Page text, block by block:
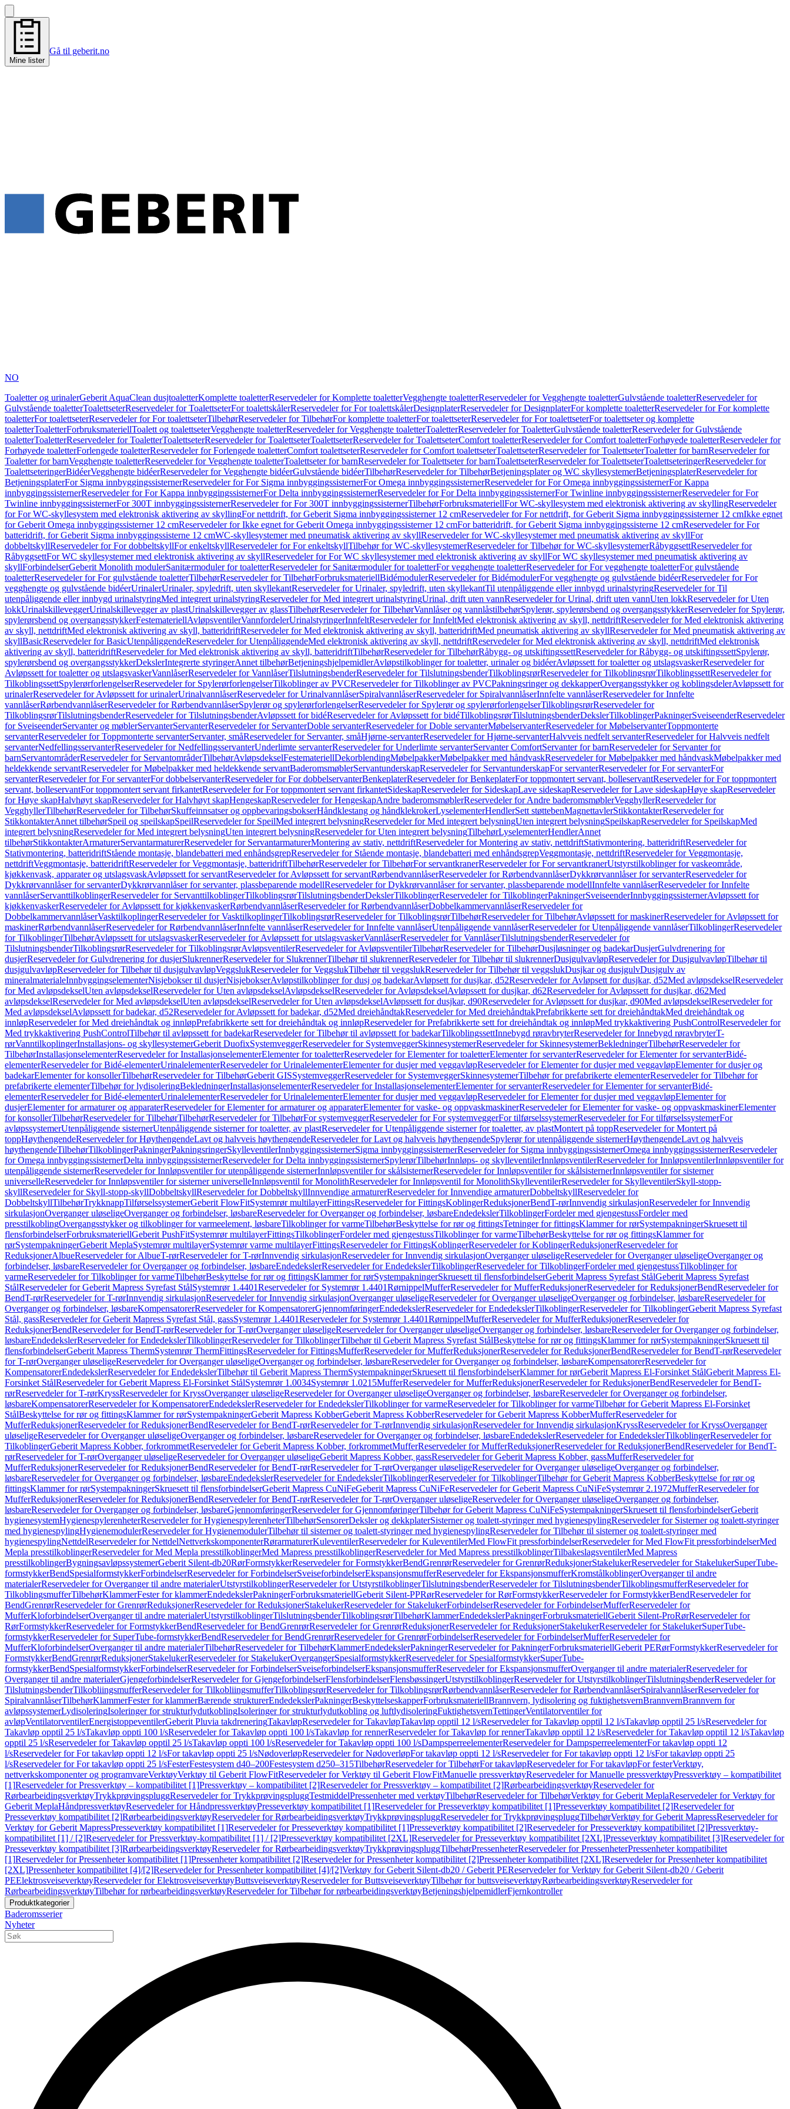
Mine lister
Gå til geberit.no
NO
Toaletter og urinalerGeberit AquaClean dusjtoaletterKomplette toaletterReservedeler for Komplette toaletterVegghengte toaletterReservedeler for Vegghengte toaletterGulvstående toaletterReservedeler for
Gulvstående toaletterToalettseterReservedeler for ToalettseterFor toalettskålerReservedeler for For toalettskålerDesignplaterReservedeler for DesignplaterFor komplette toaletterReservedeler for For komplette
toaletterFor toalettseterReservedeler for For toalettseterTilbehørReservedeler for TilbehørFor komplette toaletterFor toalettseterReservedeler for For toalettseterFor toalettseter og komplette
toaletterToaletterForbruksmateriellToalett og toalettseterVegghengte toaletterReservedeler for Vegghengte toaletterToaletterReservedeler for ToaletterGulvstående toaletterReservedeler for Gulvstående
toaletterToaletterReservedeler for ToaletterToalettseterReservedeler for ToalettseterToalettseterReservedeler for ToalettseterComfort toaletterReservedeler for Comfort toaletterForhøyede toaletterReservedeler for
Forhøyede toaletterForlengede toaletterReservedeler for Forlengede toaletterComfort toalettseterReservedeler for Comfort toalettseterToalettseterReservedeler for ToalettseterToaletter for barnReservedeler for
Toaletter for barnVegghengte toaletterReservedeler for Vegghengte toaletterToalettseter for barnReservedeler for Toalettseter for barnToalettseterReservedeler for ToalettseterToalettseteringerReservedeler for
ToalettseteringerBidéerVegghengte bidéerReservedeler for Vegghengte bidéerGulvstående bidéerTilbehørReservedeler for TilbehørBetjeningsplater og WC skyllesystemerBetjeningsplaterReservedeler for
BetjeningsplaterFor Sigma innbyggingssisternerReservedeler for For Sigma innbyggingssisternerFor Omega innbyggingssisternerReservedeler for For Omega innbyggingssisternerFor Kappa
innbyggingssisternerReservedeler for For Kappa innbyggingssisternerFor Delta innbyggingssisternerReservedeler for For Delta innbyggingssisternerFor Twinline innbyggingssisternerReservedeler for For
Twinline innbyggingssisternerFor 300T innbyggingssisternerReservedeler for For 300T innbyggingssisternerTilbehørForbruksmateriellFor WC-skyllesystem med elektronisk aktivering av skyllingReservedeler
for For WC-skyllesystem med elektronisk aktivering av skyllingFor nettdrift, for Geberit Sigma innbyggingssisterner 12 cmReservedeler for For nettdrift, for Geberit Sigma innbyggingssisterner 12 cmIkke egnet
for Geberit Omega innbyggingssisterner 12 cmReservedeler for Ikke egnet for Geberit Omega innbyggingssisterner 12 cmFor batteridrift, for Geberit Sigma innbyggingssisterne 12 cmReservedeler for For
batteridrift, for Geberit Sigma innbyggingssisterne 12 cmWC-skyllesystemer med pneumatisk aktivering av skyllReservedeler for WC-skyllesystemer med pneumatisk aktivering av skyllFor
dobbeltskyllReservedeler for For dobbeltskyllFor enkeltskyllReservedeler for For enkeltskyllTilbehør for WC-skyllesystemerReservedeler for Tilbehør for WC-skyllesystemerRåbyggsettReservedeler for
RåbyggsettFor WC skyllesystemer med elektronisk aktivering av skyllReservedeler for For WC skyllesystemer med elektronisk aktivering av skyllFor WC skyllesystemer med pneumatisk aktivering av
skyllForbindelserGeberit Monolith modulerSanitærmoduler for toaletterReservedeler for Sanitærmoduler for toaletterFor vegghengte toaletterReservedeler for For vegghengte toaletterFor gulvstående
toaletterReservedeler for For gulvstående toaletterTilbehørReservedeler for TilbehørForbruksmateriellBidémodulerReservedeler for BidémodulerFor vegghengte og gulvstående bidéerReservedeler for For
vegghengte og gulvstående bidéerUrinalerUrinaler, spyledrift, uten skyllekantReservedeler for Urinaler, spyledrift, uten skyllekantTil utenpåliggende eller innbygd urinalstyringReservedeler for Til
utenpåliggende eller innbygd urinalstyringMed integrert urinalstyringReservedeler for Med integrert urinalstyringUrinal, drift uten vannReservedeler for Urinal, drift uten vannUten lokkReservedeler for Uten
lokkUrinalskilleveggerUrinalskillevegger av plastUrinalskillevegger av glassTilbehørReservedeler for TilbehørVannlåser og vannlåstilbehørSpylerør, spylerørsbend og overgangsstykkerReservedeler for Spylerør,
spylerørsbend og overgangsstykkerFestemateriellAvløpsventilerVannfordelerUrinalstyringerInnfeltReservedeler for InnfeltMed elektronisk aktivering av skyll, nettdriftReservedeler for Med elektronisk aktivering
av skyll, nettdriftMed elektronisk aktivering av skyll, batteridriftReservedeler for Med elektronisk aktivering av skyll, batteridriftMed pneumatisk aktivering av skyllReservedeler for Med pneumatisk aktivering av
skyllBasicReservedeler for BasicUtenpåliggendeReservedeler for UtenpåliggendeMed elektronisk aktivering av skyll, nettdriftReservedeler for Med elektronisk aktivering av skyll, nettdriftMed elektronisk
aktivering av skyll, batteridriftReservedeler for Med elektronisk aktivering av skyll, batteridriftTilbehørReservedeler for TilbehørRåbygg- og utskiftingssettReservedeler for Råbygg- og utskiftingssettSpylerør,
spylerørsbend og overgangsstykkerDekslerIntegrerte styringerAnnet tilbehørBetjeningshjelpemidlerAvløpstilkoblinger for toaletter, urinaler og bidéerAvløpssett for toaletter og utslagsvaskerReservedeler for
Avløpssett for toaletter og utslagsvaskerVannlåserReservedeler for VannlåserTilslutningsbenderReservedeler for TilslutningsbenderTilkoblingsrørReservedeler for TilkoblingsrørTilkoblingssettReservedeler for
TilkoblingssettSpylerørforlengelserReservedeler for SpylerørforlengelserTilkoblinger av PVCReservedeler for Tilkoblinger av PVCPakningsringer og dekkapperOvergangsstykker og koblingsdelerAvløpssett for
urinalerReservedeler for Avløpssett for urinalerUrinalvannlåserReservedeler for UrinalvannlåserSpiralvannlåserReservedeler for SpiralvannlåserInnfelte vannlåserReservedeler for Innfelte
vannlåserRørbendvannlåserReservedeler for RørbendvannlåserSpylerør og spylerørforlengelserReservedeler for Spylerør og spylerørforlengelserTilkoblingsrørReservedeler for
TilkoblingsrørTilslutningsbenderReservedeler for TilslutningsbenderAvløpssett for bidéReservedeler for Avløpssett for bidéTilkoblingsrørTilslutningsbenderDekslerTilkoblingerPakningerSveiseenderReservedeler
for SveiseenderServanter og møblerServanterServanterReservedeler for ServanterDoble servanterReservedeler for Doble servanterMøbelservanterReservedeler for MøbelservanterToppmonterte
servanterReservedeler for Toppmonterte servanterServanter, småReservedeler for Servanter, småHjørne-servanterReservedeler for Hjørne-servanterHalvveis nedfelt servanterReservedeler for Halvveis nedfelt
servanterNedfellingsservanterReservedeler for NedfellingsservanterUnderlimte servanterReservedeler for Underlimte servanterServanter ComfortServanter for barnReservedeler for Servanter for
barnServantområderReservedeler for ServantområderTilbehørAvløpsdekselFestemateriellDekorblendingMøbelpakkerMøbelpakker med håndvaskReservedeler for Møbelpakker med håndvaskMøbelpakker med
heldekkende servantReservedeler for Møbelpakker med heldekkende servantBaderomsmøblerServantunderskapReservedeler for ServantunderskapFor servanterReservedeler for For servanterFor
servanterReservedeler for For servanterFor dobbelservanterReservedeler for For dobbelservanterBenkeplaterReservedeler for BenkeplaterFor toppmontert servant, bolleservantReservedeler for For toppmontert
servant, bolleservantFor toppmontert servant firkantetReservedeler for For toppmontert servant firkantetSideskapReservedeler for SideskapLave sideskapReservedeler for Lave sideskapHøye skapReservedeler
for Høye skapHalvhøyt skapReservedeler for Halvhøyt skapHengeskapReservedeler for HengeskapAndre baderomsmøblerReservedeler for Andre baderomsmøblerVegghyllerReservedeler for
VegghyllerTilbehørReservedeler for TilbehørSkuffeinnsatser og oppbevaringsbokserHåndklestang og håndklekrokerLyselementerHendlerSett støttebenMagnettavlerStikkontakterReservedeler for
StikkontakterAnnet tilbehørSpeil og speilskapSpeilReservedeler for SpeilMed integrert belysningReservedeler for Med integrert belysningUten integrert belysningSpeilskapReservedeler for SpeilskapMed
integrert belysningReservedeler for Med integrert belysningUten integrert belysningReservedeler for Uten integrert belysningTilbehørLyselementerHendlerAnnet
tilbehørStikkontakterArmaturerServantarmaturerReservedeler for ServantarmaturerMontering av stativ, nettdriftReservedeler for Montering av stativ, nettdriftStativmontering, batteridriftReservedeler for
Stativmontering, batteridriftStående montasje, blandebatteri med enhåndsgrepReservedeler for Stående montasje, blandebatteri med enhåndsgrepVeggmontasje, nettdriftReservedeler for Veggmontasje,
nettdriftVeggmontasje, batteridriftReservedeler for Veggmontasje, batteridriftTilbehørReservedeler for TilbehørFor servantkranerReservedeler for For servantkranerUtstyrstilkoblinger for vaskeområde,
kjøkkenvask, apparater og utslagsvaskAvløpssett for servantReservedeler for Avløpssett for servantRørbendvannlåserReservedeler for RørbendvannlåserDykkrørvannlåser for servanterReservedeler for
Dykkrørvannlåser for servanterDykkrørvannlåser for servanter, plassbeparende modellReservedeler for Dykkrørvannlåser for servanter, plassbeparende modellInnfelte vannlåserReservedeler for Innfelte
vannlåserServanttilkoblingerReservedeler for ServanttilkoblingerTilkoblingsrørTilslutningsbenderDekslerTilkoblingerReservedeler for TilkoblingerPakningerSveiseenderInnbyggingssisternerAvløpssett for
kjøkkenvaskerReservedeler for Avløpssett for kjøkkenvaskerRørbendvannlåserReservedeler for RørbendvannlåserDobbelkammervannlåserReservedeler for
DobbelkammervannlåserVasktilkoplingerReservedeler for VasktilkoplingerTilkoblingsrørReservedeler for TilkoblingsrørTilbehørReservedeler for TilbehørAvløpssett for maskinerReservedeler for Avløpssett for
maskinerRørbendvannlåserReservedeler for RørbendvannlåserInnfelte vannlåserReservedeler for Innfelte vannlåserUtenpåliggende vannlåserReservedeler for Utenpåliggende vannlåserTilkoblingerReservedeler
for TilkoblingerTilbehørAvløpssett for utslagsvaskerReservedeler for Avløpssett for utslagsvaskerVannlåserReservedeler for VannlåserTilslutningsbenderReservedeler for
TilslutningsbenderTilkoblingsrørReservedeler for TilkoblingsrørAvløpsventilerReservedeler for AvløpsventilerTilbehørReservedeler for TilbehørDusjløsninger og badekarDusjerGulvdrenering for
dusjerReservedeler for Gulvdrenering for dusjerSlukrennerReservedeler for SlukrennerTilbehør til slukrennerReservedeler for Tilbehør til slukrennerDusjgulvavløpReservedeler for DusjgulvavløpTilbehør til
dusjgulvavløpReservedeler for Tilbehør til dusjgulvavløpVeggslukReservedeler for VeggslukTilbehør til veggslukReservedeler for Tilbehør til veggslukDusjkar og dusjgulvDusjgulv av
mineralmaterialeInnbyggingselementerNisjebokser til dusjerNisjebokserAvløpstilkoblinger for dusj og badekarAvløpsett for dusjkar, d52Reservedeler for Avløpsett for dusjkar, d52Med avløpsdekselReservedeler
for Med avløpsdekselUten avløpsdekselReservedeler for Uten avløpsdekselAvløpsdekselReservedeler for AvløpsdekselAvløpssett for dusjkar, d62Reservedeler for Avløpssett for dusjkar, d62Med
avløpsdekselReservedeler for Med avløpsdekselUten avløpsdekselReservedeler for Uten avløpsdekselAvløpssett for dusjkar, d90Reservedeler for Avløpssett for dusjkar, d90Med avløpsdekselReservedeler for
Med avløpsdekselAvløpssett for badekar, d52Reservedeler for Avløpssett for badekar, d52Med dreiehåndtakReservedeler for Med dreiehåndtakPrefabrikkerte sett for dreiehåndtakMed dreiehåndtak og
innløpReservedeler for Med dreiehåndtak og innløpPrefabrikkerte sett for dreiehåndtak og innløpReservedeler for Prefabrikkerte sett for dreiehåndtak og innløpMed trykkaktivering PushControlReservedeler for
Med trykkaktivering PushControlTilbehør til avløpssett for badekarReservedeler for Tilbehør til avløpssett for badekarTilkoblingssettInnebygd røravbryterReservedeler for Innebygd røravbryterT-
rørVanntilkoplingerInstallasjons- og skyllesystemerGeberit DuofixSystemveggerReservedeler for SystemveggerSkinnesystemerReservedeler for SkinnesystemerBekledningerTilbehørReservedeler for
TilbehørInstallasjonselementerReservedeler for InstallasjonselementerElementer for toaletterReservedeler for Elementer for toaletterElementer for servanterReservedeler for Elementer for servanterBidé-
elementerReservedeler for Bidé-elementerUrinalelementerReservedeler for UrinalelementerElementer for dusjer med veggavløpReservedeler for Elementer for dusjer med veggavløpElementer for dusjer og
badekarElementer for konsollerTilbehørReservedeler for TilbehørGeberit GISSystemveggerReservedeler for SystemveggerSkinnesystemerTilbehør for prefabrikerte elementerReservedeler for Tilbehør for
prefabrikerte elementerTilbehør for lydisoleringBekledningerInstallasjonselementerReservedeler for InstallasjonselementerElementer for servanterReservedeler for Elementer for servanterBidé-
elementerReservedeler for Bidé-elementerUrinalelementerReservedeler for UrinalelementerElementer for dusjer med veggavløpReservedeler for Elementer for dusjer med veggavløpElementer for
dusjerElementer for armaturer og apparaterReservedeler for Elementer for armaturer og apparaterElementer for vaske- og oppvaskmaskinerReservedeler for Elementer for vaske- og oppvaskmaskinerElementer
for konsollerTilbehørReservedeler for TilbehørTilbehørReservedeler for TilbehørFor systemveggerReservedeler for For systemveggerFor tilførselssystemerReservedeler for For tilførselssystemerFor
avløpssystemerUtenpåliggende sisternerUtenpåliggende sisterner for toaletter, av plastReservedeler for Utenpåliggende sisterner for toaletter, av plastMontert på toppReservedeler for Montert på
toppHøythengendeReservedeler for HøythengendeLavt og halvveis høythengendeReservedeler for Lavt og halvveis høythengendeSpylerør for utenpåliggende sisternerHøythengendeLavt og halvveis
høythengendeTilbehørTilkoblingerPakningerPakningsringerSkylleventilerInnbyggingssisternerSigma innbyggingssisternerReservedeler for Sigma innbyggingssisternerOmega innbyggingssisternerReservedeler
for Omega innbyggingssisternerDelta innbyggingssisternerReservedeler for Delta innbyggingssisternerSpylerørTilbehørInnløps- og skylleventilerInnløpsventilerReservedeler for InnløpsventilerInnløpsventiler for
utenpåliggende sisternerReservedeler for Innløpsventiler for utenpåliggende sisternerInnløpsventiler for skålsisternerReservedeler for Innløpsventiler for skålsisternerInnløpsventiler for sisterner
universelleReservedeler for Innløpsventiler for sisterner universelleInnløpsventil for MonolithReservedeler for Innløpsventil for MonolithSkylleventilerReservedeler for SkylleventilerSkyll-stopp-
skyllReservedeler for Skyll-stopp-skyllDobbeltskyllReservedeler for DobbeltskyllInnvendige armaturerReservedeler for Innvendige armaturerDobbeltskyllReservedeler for
DobbeltskyllTilbehørTrykknappTilførselssystemerGeberit FlowFitSystemrør multilayerFittingsReservedeler for FittingsKoblingerReduksjonerBendT-rørInnvendig sirkulasjonReservedeler for Innvendig
sirkulasjonOverganger uløseligeOverganger og forbindelser, løsbareReservedeler for Overganger og forbindelser, løsbareEndedekslerTilkoblingerFordeler med gjengestussFordeler med
presstilkoblingOvergangsstykker og tilkoblinger for varmeelement, løsbareTilkoblinger for varmeTilbehørBeskyttelse for rør og fittingsTetninger for fittingsKlammer for rørSystempakningerSkruesett til
flensforbindelserForbruksmateriellGeberit PushFitSystemrør multilayerFittingsTilkoblingerFordeler med gjengestussTilkoblinger for varmeTilbehørBeskyttelse for rør og fittingsKlammer for
rørSystempakningerGeberit MeplaSystemrør multilayerSystemrør varme multilayerFittingsReservedeler for FittingsKoblingerReservedeler for KoblingerReduksjonerReservedeler for
ReduksjonerAlbueReservedeler for AlbueT-rørReservedeler for T-rørInnvendig sirkulasjonReservedeler for Innvendig sirkulasjonOverganger uløseligeReservedeler for Overganger uløseligeOverganger og
forbindelser, løsbareReservedeler for Overganger og forbindelser, løsbareEndedekslerReservedeler for EndedekslerTilkoblingerReservedeler for TilkoblingerFordeler med gjengestussTilkoblinger for
varmeReservedeler for Tilkoblinger for varmeTilbehørBeskyttelse for rør og fittingsKlammer for rørSystempakningerSkruesett til flensforbindelserGeberit Mapress Syrefast StålGeberit Mapress Syrefast
StålReservedeler for Geberit Mapress Syrefast StålSystemrør 1.4401Reservedeler for Systemrør 1.4401RørnippelMufferReservedeler for MufferReduksjonerReservedeler for ReduksjonerBendReservedeler for
BendT-rørReservedeler for T-rørInnvendig sirkulasjonReservedeler for Innvendig sirkulasjonOverganger uløseligeReservedeler for Overganger uløseligeOverganger og forbindelser, løsbareReservedeler for
Overganger og forbindelser, løsbareKompensatorerReservedeler for KompensatorerGjennomføringerEndedekslerReservedeler for EndedekslerTilkoblingerReservedeler for TilkoblingerGeberit Mapress Syrefast
Stål, gassReservedeler for Geberit Mapress Syrefast Stål, gassSystemrør 1.4401Reservedeler for Systemrør 1.4401RørnippelMufferReservedeler for MufferReduksjonerReservedeler for
ReduksjonerBendReservedeler for BendT-rørReservedeler for T-rørOverganger uløseligeReservedeler for Overganger uløseligeOverganger og forbindelser, løsbareReservedeler for Overganger og forbindelser,
løsbareEndedekslerReservedeler for EndedekslerTilkoblingerReservedeler for TilkoblingerTilbehør til Geberit Mapress Syrefast StålBeskyttelse for rør og fittingsKlammer for rørSystempakningerSkruesett til
flensforbindelserGeberit Mapress ThermSystemrør ThermFittingsReservedeler for FittingsMufferReservedeler for MufferReduksjonerReservedeler for ReduksjonerBendReservedeler for BendT-rørReservedeler
for T-rørOverganger uløseligeReservedeler for Overganger uløseligeOverganger og forbindelser, løsbareReservedeler for Overganger og forbindelser, løsbareKompensatorerReservedeler for
KompensatorerEndedekslerReservedeler for EndedekslerTilbehør til Geberit Mapress ThermSystempakningerSkruesett til flensforbindelserKlammer for rørGeberit Mapress El-Forsinket StålGeberit Mapress El-
Forsinket StålReservedeler for Geberit Mapress El-Forsinket StålSystemrør 1.0034Systemrør 1.0215MufferReservedeler for MufferReduksjonerReservedeler for ReduksjonerBendReservedeler for BendT-
rørReservedeler for T-rørKryssReservedeler for KryssOverganger uløseligeReservedeler for Overganger uløseligeOverganger og forbindelser, løsbareReservedeler for Overganger og forbindelser,
løsbareKompensatorerReservedeler for KompensatorerEndedekslerReservedeler for EndedekslerTilkoblinger for varmeReservedeler for Tilkoblinger for varmeTilbehør for Geberit Mapress El-Forsinket
StålBeskyttelse for rør og fittingsKlammer for rørSystempakningerGeberit Mapress KobberGeberit Mapress KobberReservedeler for Geberit Mapress KobberMufferReservedeler for
MufferReduksjonerReservedeler for ReduksjonerBendReservedeler for BendT-rørReservedeler for T-rørInnvendig sirkulasjonReservedeler for Innvendig sirkulasjonKryssReservedeler for KryssOverganger
uløseligeReservedeler for Overganger uløseligeOverganger og forbindelser, løsbareReservedeler for Overganger og forbindelser, løsbareEndedekslerReservedeler for EndedekslerTilkoblingerReservedeler for
TilkoblingerGeberit Mapress Kobber, forkrommetReservedeler for Geberit Mapress Kobber, forkrommetMufferReservedeler for MufferReduksjonerReservedeler for ReduksjonerBendReservedeler for BendT-
rørReservedeler for T-rørOverganger uløseligeReservedeler for Overganger uløseligeGeberit Mapress Kobber, gassReservedeler for Geberit Mapress Kobber, gassMufferReservedeler for
MufferReduksjonerReservedeler for ReduksjonerBendReservedeler for BendT-rørReservedeler for T-rørOverganger uløseligeReservedeler for Overganger uløseligeOverganger og forbindelser,
løsbareReservedeler for Overganger og forbindelser, løsbareEndedekslerReservedeler for EndedekslerTilkoblingerReservedeler for TilkoblingerTilbehør for Geberit Mapress KobberBeskyttelse for rør og
fittingsKlammer for rørSystempakningerSkruesett til flensforbindelserGeberit Mapress CuNiFeGeberit Mapress CuNiFeReservedeler for Geberit Mapress CuNiFeSystemrør 2.1972MufferReservedeler for
MufferReduksjonerReservedeler for ReduksjonerBendReservedeler for BendT-rørReservedeler for T-rørOverganger uløseligeReservedeler for Overganger uløseligeOverganger og forbindelser,
løsbareReservedeler for Overganger og forbindelser, løsbareGjennomføringerReservedeler for GjennomføringerTilbehør for Geberit Mapress CuNiFeSystempakningerSkruesett til flensforbindelserGeberit
hygienesystemHygienespylerenheterReservedeler for HygienespylerenheterTilbehørSensorerDeksler og dekkplaterSisterner og toalett-styringer med hygienespylingReservedeler for Sisterner og toalett-styringer
med hygienespylingHygienemodulerReservedeler for HygienemodulerTilbehør til sisterner og toalett-styringer med hygienespylingReservedeler for Tilbehør til sisterner og toalett-styringer med
hygienespylingNettdelReservedeler for NettdelNettverkskomponenterRørarmaturerKuleventilerReservedeler for KuleventilerMed FlowFit pressforbindelserReservedeler for Med FlowFit pressforbindelserMed
Mepla presstilkoblingerReservedeler for Med Mepla presstilkoblingerMed Mapress presstilkoblingerReservedeler for Med Mapress presstilkoblingerTilbakeslagsventilerMed Mapress
presstilkoblingerBygningsavløpssystemerGeberit Silent-db20RørFormstykkerReservedeler for FormstykkerBendGrenrørReservedeler for GrenrørReduksjonerStakelukerReservedeler for StakelukerSuperTube-
formstykkerBendSpesialformstykkerForbindelserReservedeler for ForbindelserSveiseforbindelserEkspansjonsmufferReservedeler for EkspansjonsmufferKromstålkoblingerOverganger til andre
materialerReservedeler for Overganger til andre materialerUtstyrstilkoblingerReservedeler for UtstyrstilkoblingerTilslutningsbenderReservedeler for TilslutningsbenderTilkoblingsmufferReservedeler for
TilkoblingsmufferTilbehørKlammerFester for klammerEndedekslerPakningerForbruksmateriellGeberit Silent-PPRørReservedeler for RørFormstykkerReservedeler for FormstykkerBendReservedeler for
BendGrenrørReservedeler for GrenrørReduksjonerReservedeler for ReduksjonerStakelukerReservedeler for StakelukerForbindelserReservedeler for ForbindelserMufferReservedeler for
MufferKloforbindelserOverganger til andre materialerUtstyrstilkoblingerTilslutningsbenderTilkoblingsrørTilbehørKlammerEndedekslerPakningerForbruksmateriellGeberit Silent-ProRørReservedeler for
RørFormstykkerReservedeler for FormstykkerBendReservedeler for BendGrenrørReservedeler for GrenrørReduksjonerReservedeler for ReduksjonerStakelukerReservedeler for StakelukerSuperTube-
formstykkerReservedeler for SuperTube-formstykkerBendReservedeler for BendGrenrørReservedeler for GrenrørForbindelserReservedeler for ForbindelserMufferReservedeler for
MufferKloforbindelserOverganger til andre materialerTilbehørReservedeler for TilbehørKlammerEndedekslerPakningerReservedeler for PakningerForbruksmateriellGeberit PERørFormstykkerReservedeler for
FormstykkerBendGrenrørReduksjonerStakelukerReservedeler for StakelukerOvergangerSpesialformstykkerReservedeler for SpesialformstykkerSuperTube-
formstykkerBendSpesialformstykkerForbindelserReservedeler for ForbindelserSveiseforbindelserEkspansjonsmufferReservedeler for EkspansjonsmufferOverganger til andre materialerReservedeler for
Overganger til andre materialerGjengeforbindelserReservedeler for GjengeforbindelserFlensforbindelserFlensbøssingerUtstyrstilkoblingerReservedeler for UtstyrstilkoblingerTilslutningsbenderReservedeler for
TilslutningsbenderTilkobliingsmufferReservedeler for TilkobliingsmufferTilkoblingsrørReservedeler for TilkoblingsrørRørbendvannlåserReservedeler for RørbendvannlåserSpiralvannlåserReservedeler for
SpiralvannlåserTilbehørKlammerFester for klammerBærende strukturerEndedekslerPakningerBeskyttelseskapperForbruksmateriellBrannvern, lydisolering og fuktighetsvernBrannvernBrannvern for
avløpssystemerLydisoleringIsoleringer for strukturlydutkoblingIsoleringer for strukturlydutkobling og luftlydisoleringFuktighetsvernTettingerVentilatorventiler for
avløpVentilatorventilerEnergistoppeventilerGeberit Pluvia takdreneringTakavløpReservedeler for TakavløpTakavløp opptil 12 l/sReservedeler for Takavløp opptil 12 l/sTakavløp opptil 25 l/sReservedeler for
Takavløp opptil 25 l/sTakavløp oppti 100 l/sReservedeler for Takavløp oppti 100 l/sTakavløp for rennerReservedeler for Takavløp for rennerTakavløp opptil 12 l/sReservedeler for Takavløp opptil 12 l/sTakavløp
opptil 25 l/sReservedeler for Takavløp opptil 25 l/sTakavløp oppti 100 l/sReservedeler for Takavløp oppti 100 l/sDampsperreelementerReservedeler for DampsperreelementerFor takavløp oppti 12
l/sReservedeler for For takavløp oppti 12 l/sFor takavløp oppti 25 l/sNødoverløpReservedeler for NødoverløpFor takavløp oppti 12 l/sReservedeler for For takavløp oppti 12 l/sFor takavløp oppti 25
l/sReservedeler for For takavløp oppti 25 l/sFesterFestesystem d40–200Festesystem d250–315TilbehørReservedeler for TilbehørFor takavløpReservedeler for For takavløpFor festerVerktøy,
nettverkskomponenter og programvareVerktøyVerktøy til Geberit FlowFitReservedeler for Verktøy til Geberit FlowFitManuelle pressverktøyReservedeler for Manuelle pressverktøyPressverktøy – kompatibilitet
[1]Reservedeler for Pressverktøy – kompatibilitet [1]Pressverktøy – kompatibilitet [2]Reservedeler for Pressverktøy – kompatibilitet [2]RørbearbeidingsverktøyReservedeler for
RørbearbeidingsverktøyTrykkprøvingspluggReservedeler for TrykkprøvingspluggTestmiddelPressenheter med verktøyTilbehørReservedeler for TilbehørVerktøy for Geberit MeplaReservedeler for Verktøy for
Geberit MeplaHåndpressverktøyReservedeler for HåndpressverktøyPresseverktøy kompatibilitet [1]Reservedeler for Presseverktøy kompatibilitet [1]Presseverktøy kompatibilitet [2]Reservedeler for
Presseverktøy kompatibilitet [2]RørbearbeidingsverktøyReservedeler for RørbearbeidingsverktøyTrykkprøvingspluggReservedeler for TrykkprøvingspluggTilbehørVerktøy for Geberit MapressReservedeler for
Verktøy for Geberit MapressPresseverktøy kompatibilitet [1]Reservedeler for Presseverktøy kompatibilitet [1]Presseverktøy kompatibilitet [2]Reservedeler for Presseverktøy kompatibilitet [2]Pressverktøy-
kompatibilitet [1] / [2]Reservedeler for Pressverktøy-kompatibilitet [1] / [2]Presseverktøy kompatibilitet [2XL]Reservedeler for Presseverktøy kompatibilitet [2XL]Presseverktøy kompatibilitet [3]Reservedeler for
Presseverktøy kompatibilitet [3]RørbearbeidingsverktøyReservedeler for RørbearbeidingsverktøyTrykkprøvingspluggTilbehørPressenheterReservedeler for PressenheterPressenheter kompatibilitet
[1]Reservedeler for Pressenheter kompatibilitet [1]Pressenheter kompatibilitet [2]Reservedeler for Pressenheter kompatibilitet [2]Pressenheter kompatibilitet [2XL]Reservedeler for Pressenheter kompatibilitet
[2XL]Pressenheter kompatibilitet [4]/[2]Reservedeler for Pressenheter kompatibilitet [4]/[2]Verktøy for Geberit Silent-db20 / Geberit PEReservedeler for Verktøy for Geberit Silent-db20 / Geberit
PEElektrosveiseverktøyReservedeler for ElektrosveiseverktøyButtsveiseverktøyReservedeler for ButtsveiseverktøyTilbehør for buttsveiseverktøyRørbearbeidingsverktøyReservedeler for
RørbearbeidingsverktøyTilbehør for rørbearbeidingsverktøyReservedeler for Tilbehør for rørbearbeidingsverktøyBetjeningshjelpemidlerFjernkontroller
Produktkategorier
Baderomsserier
Nyheter